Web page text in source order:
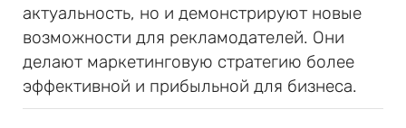
актуальность, но и демонстрируют новые
возможности для рекламодателей. Они
делают маркетинговую стратегию более
эффективной и прибыльной для бизнеса.